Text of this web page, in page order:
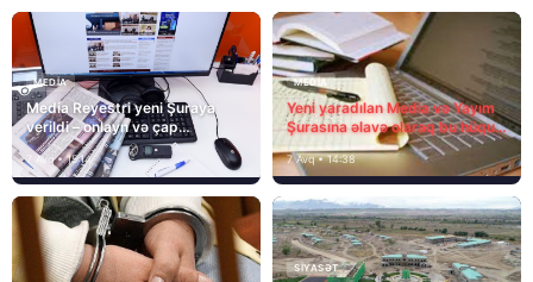
MEDİA
Media Reyestri yeni Şuraya
verildi – onlayn və çap
mediasını nə gözləyir?
7 Avq • 15:14
MEDİA
Yeni yaradılan Media və Yayım
Şurasına əlavə olaraq bu hüquq
və vəzifələr də verilib
7 Avq • 14:38
SIYASƏT